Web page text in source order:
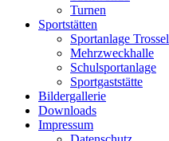
Turnen
Sportstätten
Sportanlage Trossel
Mehrzweckhalle
Schulsportanlage
Sportgaststätte
Bildergallerie
Downloads
Impressum